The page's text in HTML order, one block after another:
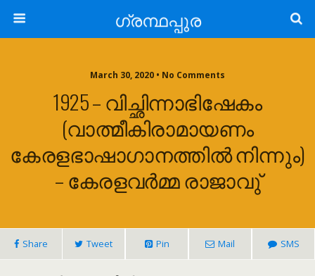
ഗ്രന്ഥപ്പുര
March 30, 2020 • No Comments
1925 – വിച്ഛിന്നാഭിഷേകം
(വാത്മീകിരാമായണം
കേരളഭാഷാഗാനത്തിൽ നിന്നും)
– കേരളവർമ്മ രാജാവു്
Share Tweet Pin Mail SMS